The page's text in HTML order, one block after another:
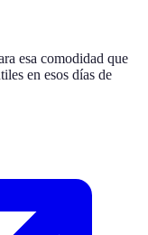
esa comodidad que
en esos días de